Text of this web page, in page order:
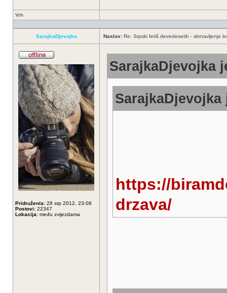
Vrh
SarajkaDjevojka Naslov: Re: Srpski fetiš devedesetih - skrnavljenje
Pridružen/a: 28 srp 2012, 23:08
Postovi: 22347
Lokacija: među zvijezdama
SarajkaDjevojka
https://
drzava/